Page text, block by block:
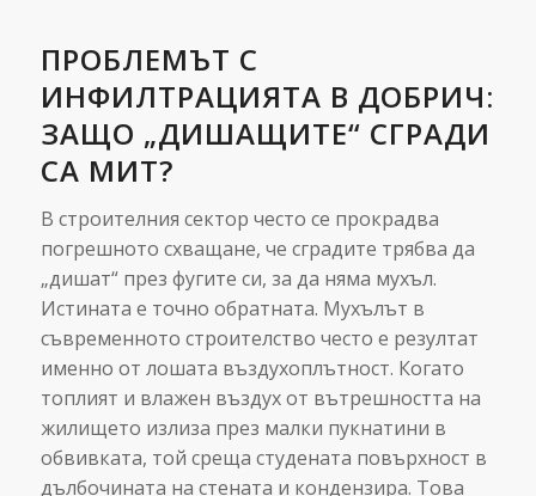
ПРОБЛЕМЪТ С
ИНФИЛТРАЦИЯТА В ДОБРИЧ:
ЗАЩО „ДИШАЩИТЕ“ СГРАДИ
СА МИТ?
В строителния сектор често се прокрадва
погрешното схващане, че сградите трябва да
„дишат“ през фугите си, за да няма мухъл.
Истината е точно обратната. Мухълът в
съвременното строителство често е резултат
именно от лошата въздухоплътност. Когато
топлият и влажен въздух от вътрешността на
жилището излиза през малки пукнатини в
обвивката, той среща студената повърхност в
дълбочината на стената и кондензира. Това